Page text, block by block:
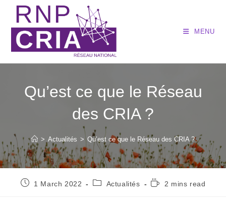
MENU
Qu’est ce que le Réseau
des CRIA ?
> Actualités > Qu’est ce que le Réseau des CRIA ?
1 March 2022 Actualités 2 mins read